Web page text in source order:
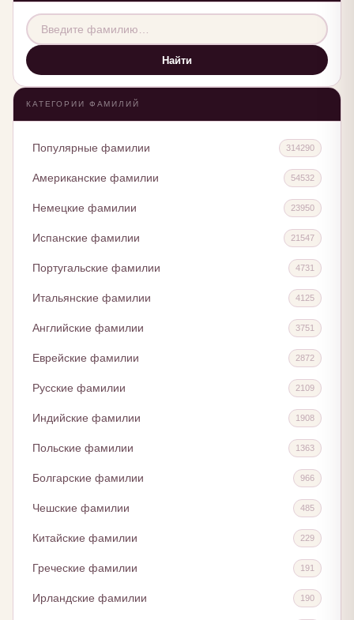
Найти
КАТЕГОРИИ ФАМИЛИЙ
Популярные фамилии 314290
Американские фамилии 54532
Немецкие фамилии 23950
Испанские фамилии 21547
Португальские фамилии 4731
Итальянские фамилии 4125
Английские фамилии 3751
Еврейские фамилии 2872
Русские фамилии 2109
Индийские фамилии 1908
Польские фамилии 1363
Болгарские фамилии 966
Чешские фамилии 485
Китайские фамилии 229
Греческие фамилии 191
Ирландские фамилии 190